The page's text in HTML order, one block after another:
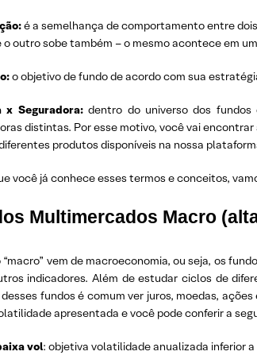
é a semelhança de comportamento entre
o outro sobe também – o mesmo acontece em
o objetivo de fundo de acordo com sua
x Seguradora:dentro do universo dos fundos
distintas. Por esse motivo, você vai
produtos disponíveis na nossa
você já conhece esses termos e conceitos,
Multimercados Macro
vem de macroeconomia, ou seja, os
indicadores. Além de estudar ciclos de
fundos é comum ver juros, moedas,
apresentada e você pode conferir a
vol: objetiva volatilidade anualizada inferior a